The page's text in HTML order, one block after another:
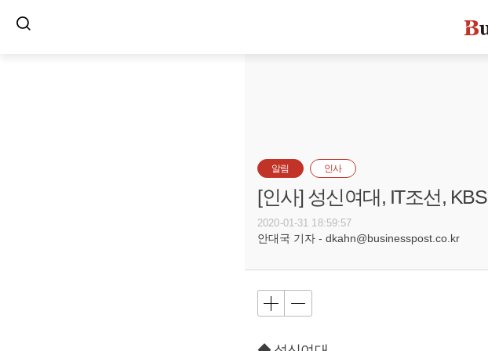
알림 인사
[인사] 성신여대, IT조선, KBS
2020-01-31 18:59:57
안대국 기자 - dkahn@businesspost.co.kr